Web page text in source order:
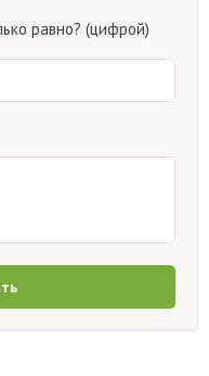
равно? (цифрой)